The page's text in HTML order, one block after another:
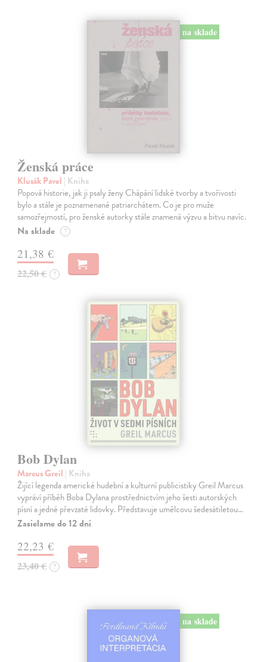
na sklade
Ženská práce
Klusák Pavel | Kniha
Popová historie, jak ji psaly ženy Chápání lidské tvorby a tvořivosti
bylo a stále je poznamenané patriarchátem. Co je pro muže
samozřejmostí, pro ženské autorky stále znamená výzvu a bitvu navíc.
Na sklade ?
21,38 €
22,50 € ?
Bob Dylan
Marcus Greil | Kniha
Žijící legenda americké hudební a kulturní publicistiky Greil Marcus
vypráví příběh Boba Dylana prostřednictvím jeho šesti autorských
písní a jedné převzaté lidovky. Představuje umělcovu šedesátiletou…
Zasielame do 12 dní
22,23 €
23,40 € ?
na sklade